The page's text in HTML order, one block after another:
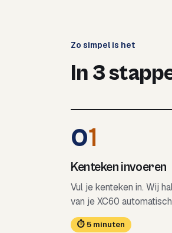
Zo simpel is het
In 3
01
Kenteken invoeren
Vul je kenteken in. Wij
van je XC60
⏱ 5 minuten